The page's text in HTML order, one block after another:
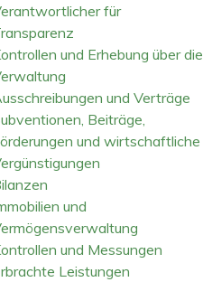
für
und Erhebung über die
und Verträge
Beiträge,
und wirtschaftliche
und
und Messungen
Leistungen